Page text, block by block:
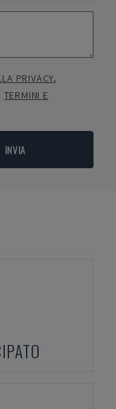
PRIVACY,
TERMINI E
INVIA